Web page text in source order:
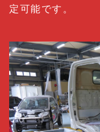
定可能です。